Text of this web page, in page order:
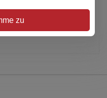
Verfügbar
Artikel merken
zu